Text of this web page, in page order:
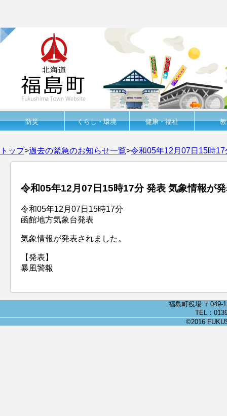
防災 くらし・環境 健康・福祉
トップ>過去の緊急のお知らせ一覧>令和05年12月07日15時
令和05年12月07日15時17分 発表 気象情報が
令和05年12月07日15時17分
函館地方気象台発表
気象情報が発表されました。
【発表】
暴風警報
福島町役場 〒049-
TEL：
©2016